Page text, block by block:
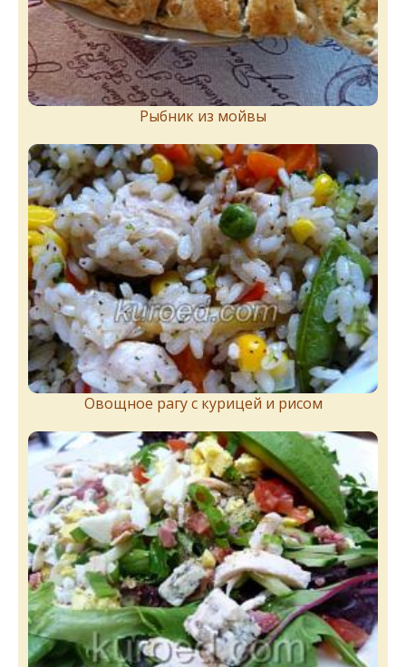
Рыбник из мойвы
Овощное рагу с курицей и рисом